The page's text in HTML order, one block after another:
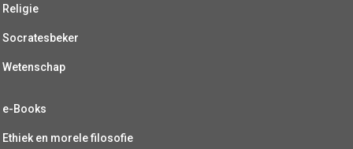
Religie
Socratesbeker
Wetenschap
e-Books
Ethiek en morele filosofie